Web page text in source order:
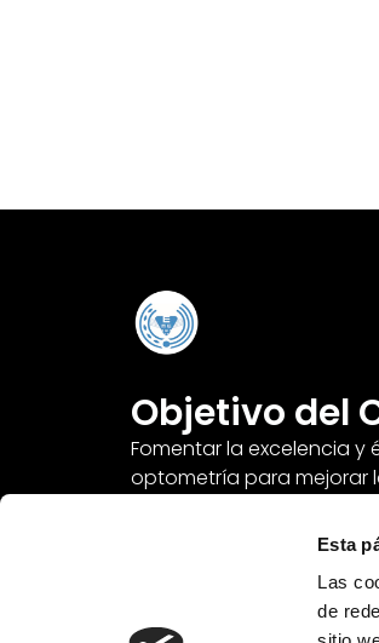
Esta
Las
de
Objetivo del
Fomentar la excelencia y
optometría para mejorar